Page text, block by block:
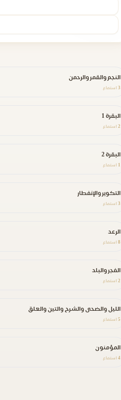
النجم والقمر والرحمن
3 استماع
البقرة 1
2 استماع
البقرة 2
1 استماع
التكوير والإنفطار
3 استماع
الرعد
8 استماع
الفجر والبلد
2 استماع
الليل والضحى والشرح والتين والعلق
5 استماع
المؤمنون
4 استماع